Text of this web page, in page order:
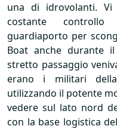
una di idrovolanti.
costante controllo
guardiaporto per
Boat anche durante
stretto passaggio
erano i militari
utilizzando il potente
vedere sul lato nord
con la base logistica